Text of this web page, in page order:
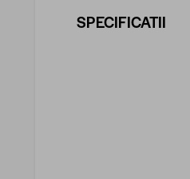
SPECIFICATII